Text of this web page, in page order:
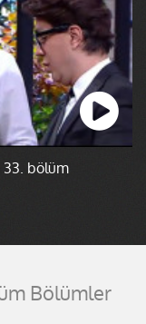
33. bölüm
Bölümler